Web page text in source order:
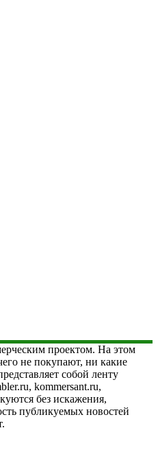
проектом. На этом
не покупают, ни какие
собой ленту
kommersant.ru,
без искажения,
публикуемых новостей